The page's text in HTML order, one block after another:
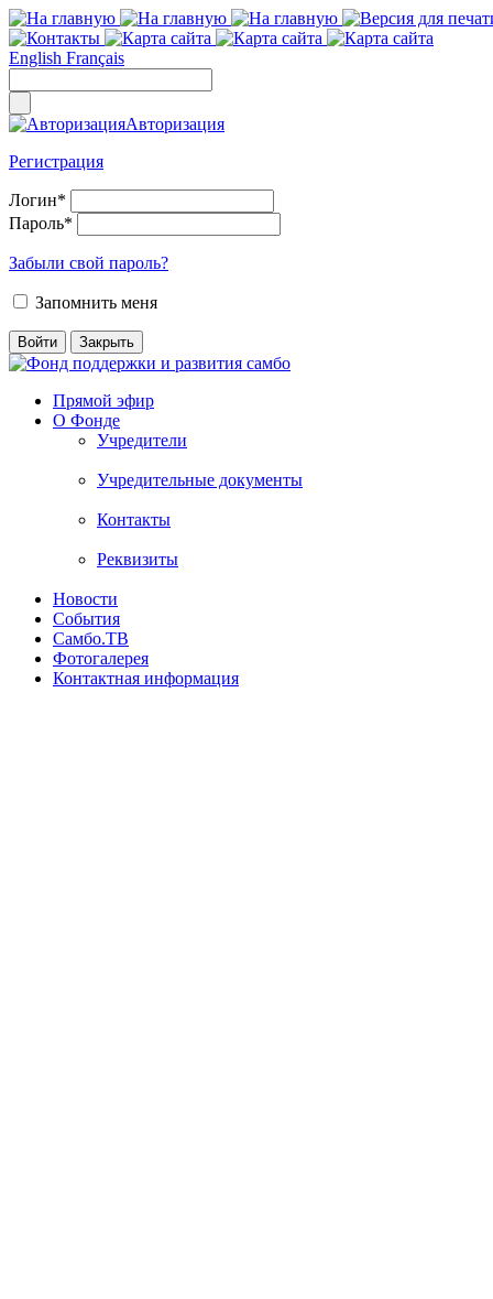
English Français
Авторизация
Регистрация
Логин*
Пароль*
Забыли свой пароль?
Запомнить меня
Прямой эфир
О Фонде
Учредители
Учредительные документы
Контакты
Реквизиты
Новости
События
Самбо.ТВ
Фотогалерея
Контактная информация